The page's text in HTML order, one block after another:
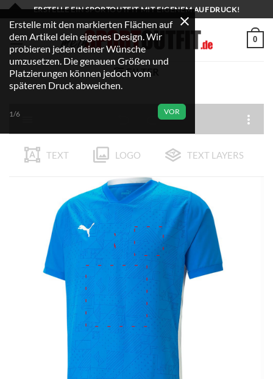
Zum
Inhalt
springen
ERSTELLE EIN SPORTOUTFIT MIT EIGENEM AUFDRUCK!
0
FILTER
TEXT LOGO TEXT LAYERS
Erstelle mit den markierten Flächen auf
dem Artikel dein eigenes Design. Wir
probieren jeden deiner Wünsche
umzusetzen. Die genauen Größen und
Platzierungen können jedoch vom
späteren Druck abweichen.
VOR
1/6